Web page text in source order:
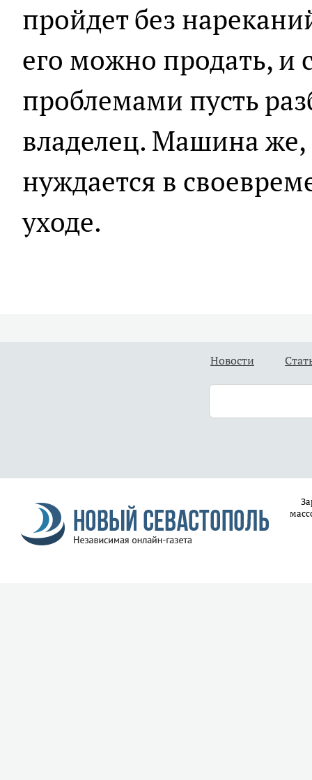
пройдет без
его можно продать,
проблемами пусть
владелец. Машина же,
нуждается в
уходе.
Новости